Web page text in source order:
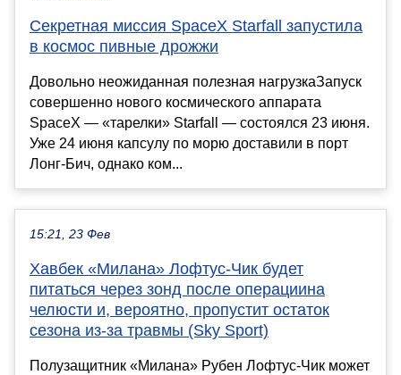
Секретная миссия SpaceX Starfall запустила
в космос пивные дрожжи
Довольно неожиданная полезная нагрузкаЗапуск
совершенно нового космического аппарата
SpaceX — «тарелки» Starfall — состоялся 23 июня.
Уже 24 июня капсулу по морю доставили в порт
Лонг-Бич, однако ком...
15:21, 23 Фев
Хавбек «Милана» Лофтус-Чик будет
питаться через зонд после операциина
челюсти и, вероятно, пропустит остаток
сезона из-за травмы (Sky Sport)
Полузащитник «Милана» Рубен Лофтус-Чик может